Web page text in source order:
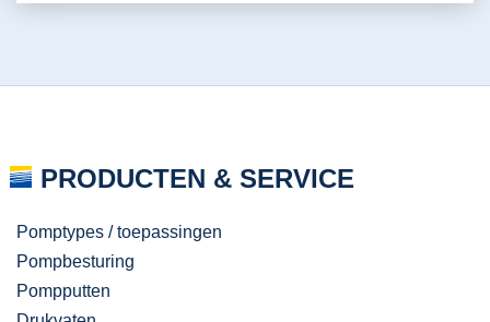
PRODUCTEN & SERVICE
Pomptypes / toepassingen
Pompbesturing
Pompputten